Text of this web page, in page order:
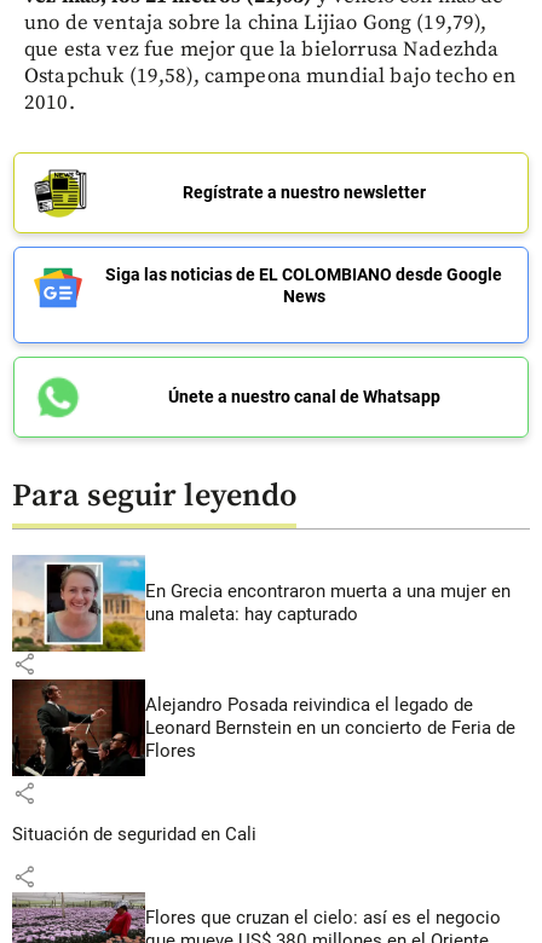
uno de ventaja sobre la china Lijiao Gong (19,79),
que esta vez fue mejor que la bielorrusa Nadezhda
Ostapchuk (19,58), campeona mundial bajo techo en
2010.
Regístrate a nuestro newsletter
Siga las noticias de EL COLOMBIANO desde Google
News
Únete a nuestro canal de Whatsapp
Para seguir leyendo
En Grecia encontraron muerta a una mujer en
una maleta: hay capturado
share
Alejandro Posada reivindica el legado de
Leonard Bernstein en un concierto de Feria de
Flores
share
Situación de seguridad en Cali
share
Flores que cruzan el cielo: así es el negocio